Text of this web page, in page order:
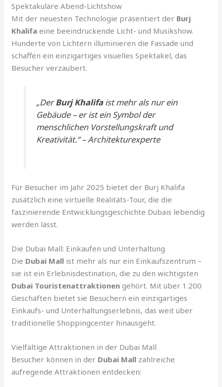
Spektakuläre Abend-Lichtshow
Mit der neuesten Technologie präsentiert der Burj
Khalifa eine beeindruckende Licht- und Musikshow.
Hunderte von Lichtern illuminieren die Fassade und
schaffen ein einzigartiges visuelles Spektakel, das
Besucher verzaubert.
„DerBurj Khalifaist mehr als nur ein
Gebäude – er ist ein Symbol der
menschlichen Vorstellungskraft und
Kreativität.“ – Architekturexperte
Für Besucher im Jahr 2025 bietet der Burj Khalifa
zusätzlich eine virtuelle Realitäts-Tour, die die
faszinierende Entwicklungsgeschichte Dubais lebendig
werden lässt.
Die Dubai Mall: Einkaufen und Unterhaltung
Die Dubai Mall ist mehr als nur ein Einkaufszentrum –
sie ist ein Erlebnisdestination, die zu den wichtigsten
Dubai Touristenattraktionen gehört. Mit über 1.200
Geschäften bietet sie Besuchern ein einzigartiges
Einkaufs- und Unterhaltungserlebnis, das weit über
traditionelle Shoppingcenter hinausgeht.
Vielfältige Attraktionen in der Dubai Mall
Besucher können in der Dubai Mall zahlreiche
aufregende Attraktionen entdecken: